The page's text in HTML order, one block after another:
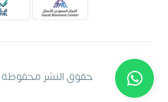
حقوق النشر محفوظة ©